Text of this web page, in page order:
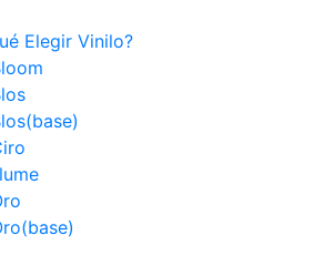
Elegir Vinilo?